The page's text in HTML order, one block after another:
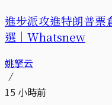
進步派攻進特朗普票
選｜Whatsnew
姚拏云
15 小時前